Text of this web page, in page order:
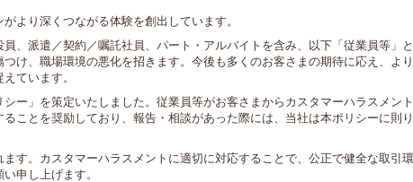
より深くつながる体験を創出しています。
、派遣／契約／嘱託社員、パート・アルバイトを含み、以下「従業員等」
け、職場環境の悪化を招きます。今後も多くのお客さまの期待に応え、よ
ています。
ー」を策定いたしました。従業員等がお客さまからカスタマーハラスメン
ことを奨励しており、報告・相談があった際には、当社は本ポリシーに則
す。カスタマーハラスメントに適切に対応することで、公正で健全な取引
申し上げます。